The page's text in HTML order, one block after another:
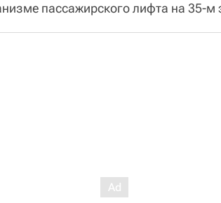
пассажирского лифта на 35-м